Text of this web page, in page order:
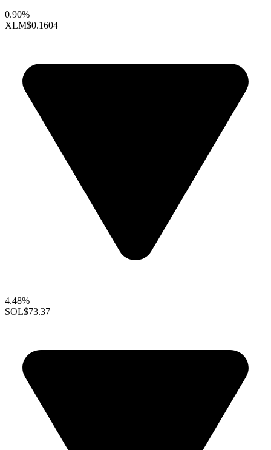
0.90%
XLM$0.1604
4.48%
SOL$73.37